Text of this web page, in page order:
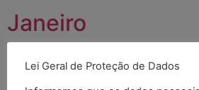
Janeiro
Fevereiro
Lei Geral de Proteção de Dados